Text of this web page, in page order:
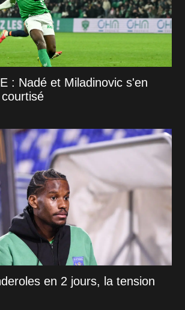
: Nadé et Miladinovic s'en
en 2 jours, la tension